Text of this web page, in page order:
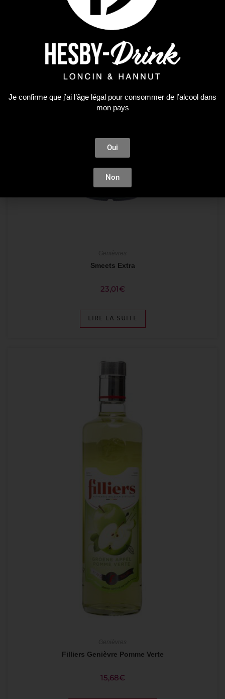
Smeets Extra
23,01€
LIRE LA SUITE
Filliers Genièvre Pomme Verte
15,68€
Je confirme que j’ai l’âge légal pour consommer de l’alcool dans
mon pays
Oui
Non